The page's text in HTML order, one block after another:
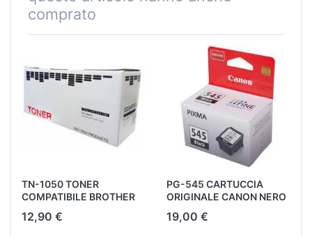
comprato
TN-1050 TONER
COMPATIBILE BROTHER
12,90 €
PG-545 CARTUCCIA
ORIGINALE CANON NERO
19,00 €